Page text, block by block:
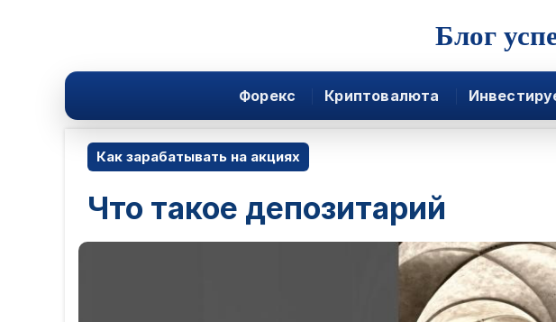
Блог
Форекс Криптовалюта
Как зарабатывать на акциях
Что такое депозитарий